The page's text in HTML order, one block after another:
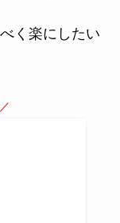
く楽にしたい